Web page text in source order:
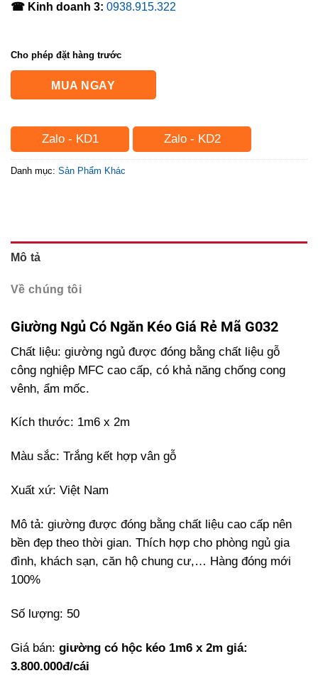
☎ Kinh doanh 3: 0938.915.322
Cho phép đặt hàng trước
MUA NGAY
Zalo - KD1 Zalo - KD2
Danh mục: Sản Phẩm Khác
Mô tả
Về chúng tôi
Giường Ngủ Có Ngăn Kéo Giá Rẻ Mã G032
Chất liệu: giường ngủ được đóng bằng chất liệu gỗ
công nghiệp MFC cao cấp, có khả năng chống cong
vênh, ẩm mốc.
Kích thước: 1m6 x 2m
Màu sắc: Trắng kết hợp vân gỗ
Xuất xứ: Việt Nam
Mô tả: giường được đóng bằng chất liệu cao cấp nên
bền đẹp theo thời gian. Thích hợp cho phòng ngủ gia
đình, khách sạn, căn hộ chung cư,… Hàng đóng mới
100%
Số lượng: 50
Giá bán: giường có hộc kéo 1m6 x 2m giá:
3.800.000đ/cái